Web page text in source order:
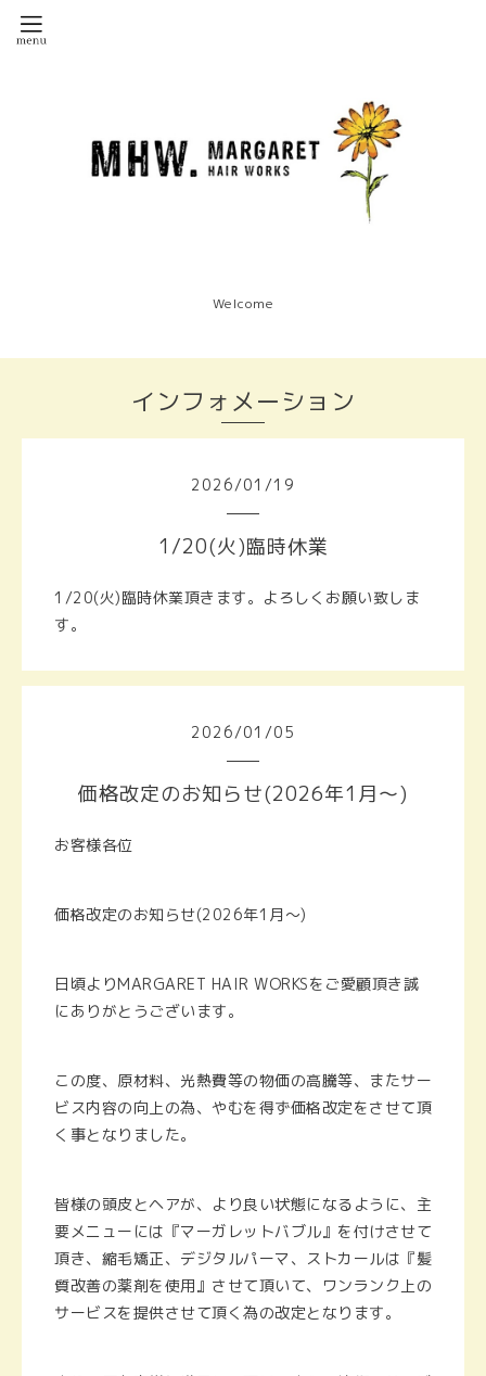
Welcome
インフォメーション
2026/01 /19
1/20(火)臨時休業
1/20(火)臨時休業頂きます。よろしくお願い致しま
す。
2026/01 /05
価格改定のお知らせ(2026年1月～)
お客様各位
価格改定のお知らせ(2026年1月～)
日頃よりMARGARET HAIR WORKSをご愛顧頂き誠
にありがとうございます。
この度、原材料、光熱費等の物価の高騰等、またサー
ビス内容の向上の為、やむを得ず価格改定をさせて頂
く事となりました。
皆様の頭皮とヘアが、より良い状態になるように、主
要メニューには『マーガレットバブル』を付けさせて
頂き、縮毛矯正、デジタルパーマ、ストカールは『髪
質改善の薬剤を使用』させて頂いて、ワンランク上の
サービスを提供させて頂く為の改定となります。